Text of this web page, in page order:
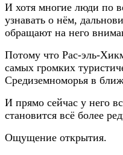
И хотя многие люди по
узнавать о нём,
обращают на него
Потому что Рас-эль-
самых громких
Средиземноморья в
И прямо сейчас у него
становится всё более
Ощущение открытия.